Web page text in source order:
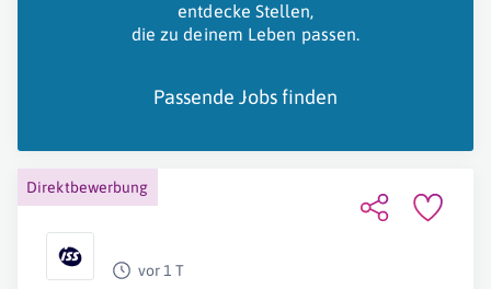
entdecke Stellen,
die zu deinem Leben passen.
Passende Jobs finden
Direktbewerbung
vor 1 T